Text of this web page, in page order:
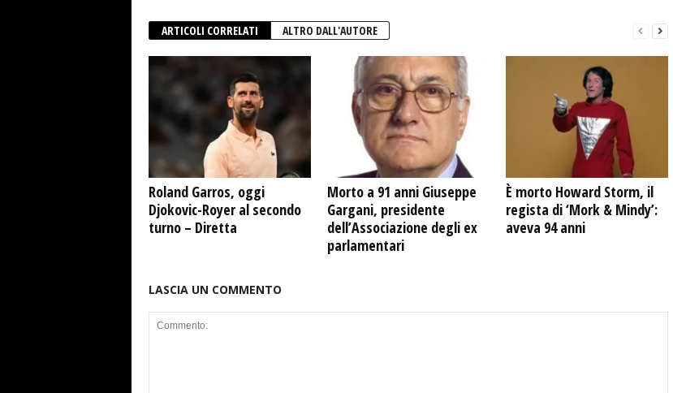
ARTICOLI CORRELATI ALTRO DALL'AUTORE
Roland Garros, oggi
Djokovic-Royer al secondo
turno – Diretta
Morto a 91 anni Giuseppe
Gargani, presidente
dell’Associazione degli ex
parlamentari
È morto Howard Storm, il
regista di ‘Mork & Mindy’:
aveva 94 anni
LASCIA UN COMMENTO